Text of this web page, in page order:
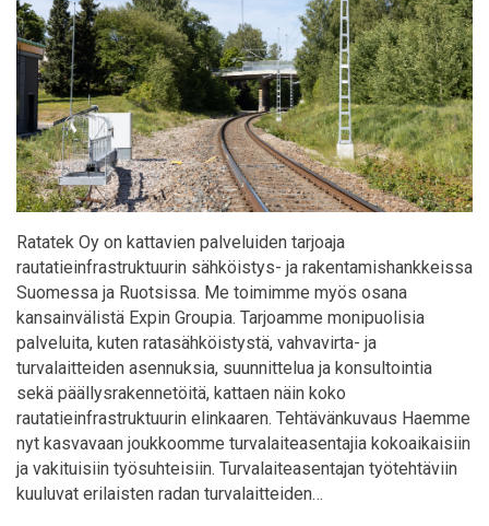
Ratatek Oy on kattavien palveluiden tarjoaja
rautatieinfrastruktuurin sähköistys- ja rakentamishankkeissa
Suomessa ja Ruotsissa. Me toimimme myös osana
kansainvälistä Expin Groupia. Tarjoamme monipuolisia
palveluita, kuten ratasähköistystä, vahvavirta- ja
turvalaitteiden asennuksia, suunnittelua ja konsultointia
sekä päällysrakennetöitä, kattaen näin koko
rautatieinfrastruktuurin elinkaaren. Tehtävänkuvaus Haemme
nyt kasvavaan joukkoomme turvalaiteasentajia kokoaikaisiin
ja vakituisiin työsuhteisiin. Turvalaiteasentajan työtehtäviin
kuuluvat erilaisten radan turvalaitteiden…